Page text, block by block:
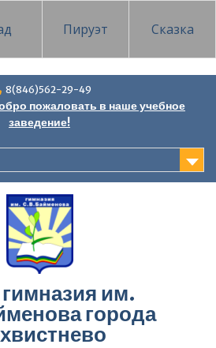
Пируэт Сказка
8(846)562-29-49
пожаловать в наше учебное
заведение!
им.
города